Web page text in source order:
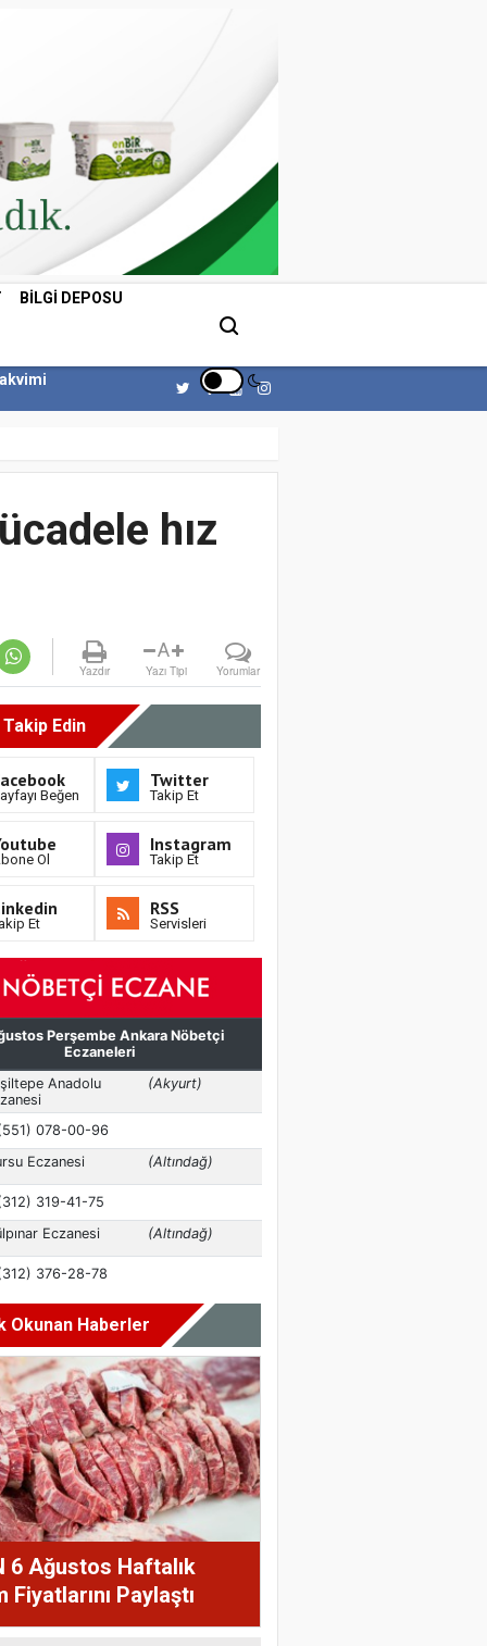
BILGI DEPOSU
hız
Yazdır
A
Yazı Tipi Yorumlar
Edin
Beğen
Twitter
Takip Et
Ol
Instagram
Takip Et
Et
RSS
Servisleri
Okunan Haberler
6 Ağustos Haftalık
Fiyatlarını Paylaştı